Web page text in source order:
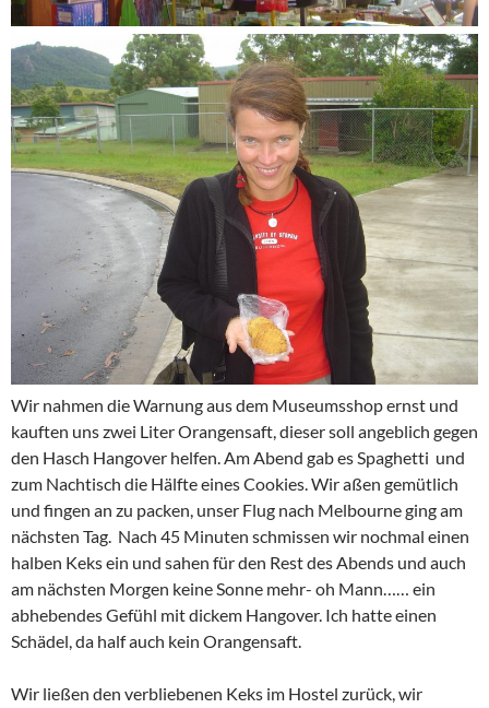
Wir nahmen die Warnung aus dem Museumsshop ernst und
kauften uns zwei Liter Orangensaft, dieser soll angeblich gegen
den Hasch Hangover helfen. Am Abend gab es Spaghetti und
zum Nachtisch die Hälfte eines Cookies. Wir aßen gemütlich
und fingen an zu packen, unser Flug nach Melbourne ging am
nächsten Tag. Nach 45 Minuten schmissen wir nochmal einen
halben Keks ein und sahen für den Rest des Abends und auch
am nächsten Morgen keine Sonne mehr- oh Mann…… ein
abhebendes Gefühl mit dickem Hangover. Ich hatte einen
Schädel, da half auch kein Orangensaft.
Wir ließen den verbliebenen Keks im Hostel zurück, wir